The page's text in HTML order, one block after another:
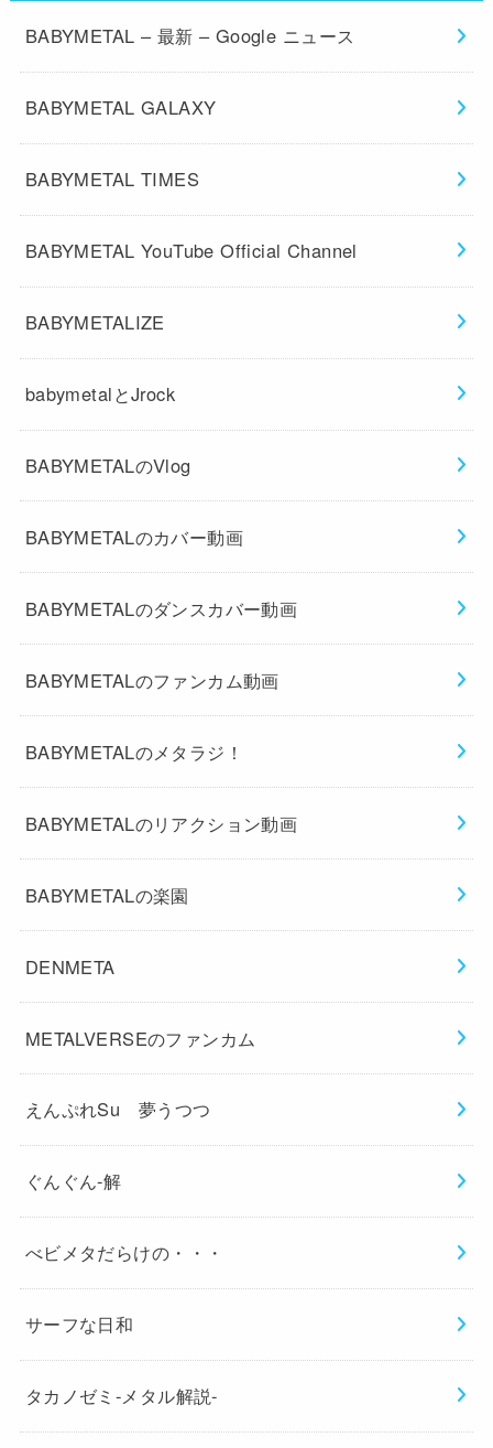
BABYMETAL – 最新 – Google ニュース
BABYMETAL GALAXY
BABYMETAL TIMES
BABYMETAL YouTube Official Channel
BABYMETALIZE
babymetalとJrock
BABYMETALのVlog
BABYMETALのカバー動画
BABYMETALのダンスカバー動画
BABYMETALのファンカム動画
BABYMETALのメタラジ！
BABYMETALのリアクション動画
BABYMETALの楽園
DENMETA
METALVERSEのファンカム
えんぷれSu 夢うつつ
ぐんぐん-解
べビメタだらけの・・・
サーフな日和
タカノゼミ-メタル解説-